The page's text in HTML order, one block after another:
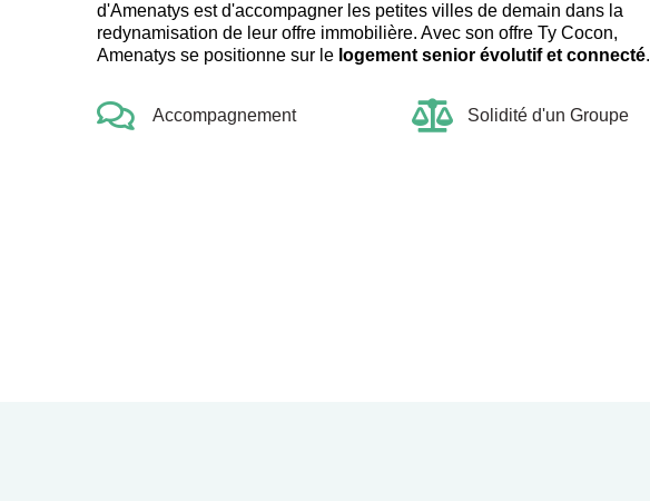
d'Amenatys est d'accompagner les petites villes de demain dans la
redynamisation de leur offre immobilière. Avec son offre Ty Cocon,
Amenatys se positionne sur le logement senior évolutif et connecté.
Accompagnement Solidité d'un Groupe